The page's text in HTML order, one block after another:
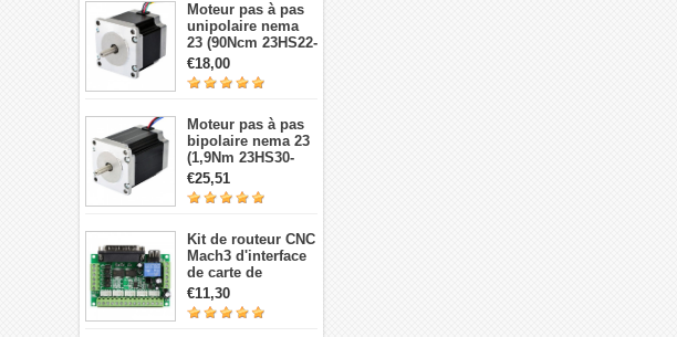
servomoteur Nema
17
Moteur pas à pas
unipolaire nema
23 (90Ncm 23HS22-
1006S 1,8 degré 1A
7,4V 6 fils)
€18,00
Moteur pas à pas
bipolaire nema 23
(1,9Nm 23HS30-
2804S 1,8 degré
2,8A 3,2V 4 fils)
€25,51
Kit de routeur CNC
Mach3 d'interface
de carte de
dérivation CNC à 5
axes
€11,30